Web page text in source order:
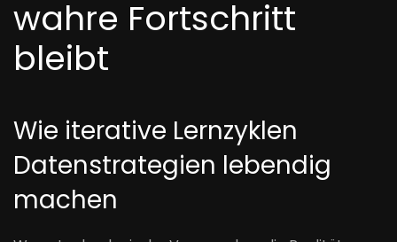
wahre Fortschritt
bleibt
Wie iterative Lernzyklen
Datenstrategien lebendig
machen